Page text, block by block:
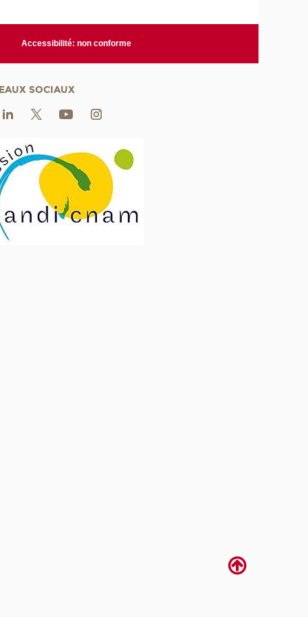
Accessibilité: non conforme
SOCIAUX